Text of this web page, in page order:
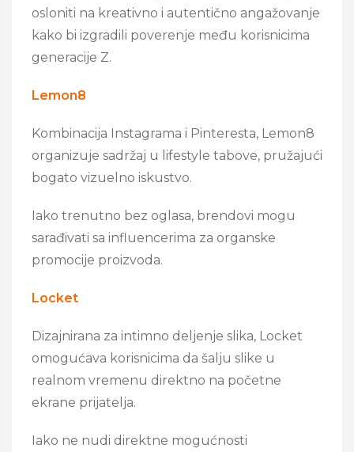
osloniti na kreativno i autentično angažovanje
kako bi izgradili poverenje među korisnicima
generacije Z.
Lemon8
Kombinacija Instagrama i Pinteresta, Lemon8
organizuje sadržaj u lifestyle tabove, pružajući
bogato vizuelno iskustvo.
Iako trenutno bez oglasa, brendovi mogu
sarađivati sa influencerima za organske
promocije proizvoda.
Locket
Dizajnirana za intimno deljenje slika, Locket
omogućava korisnicima da šalju slike u
realnom vremenu direktno na početne
ekrane prijatelja.
Iako ne nudi direktne mogućnosti